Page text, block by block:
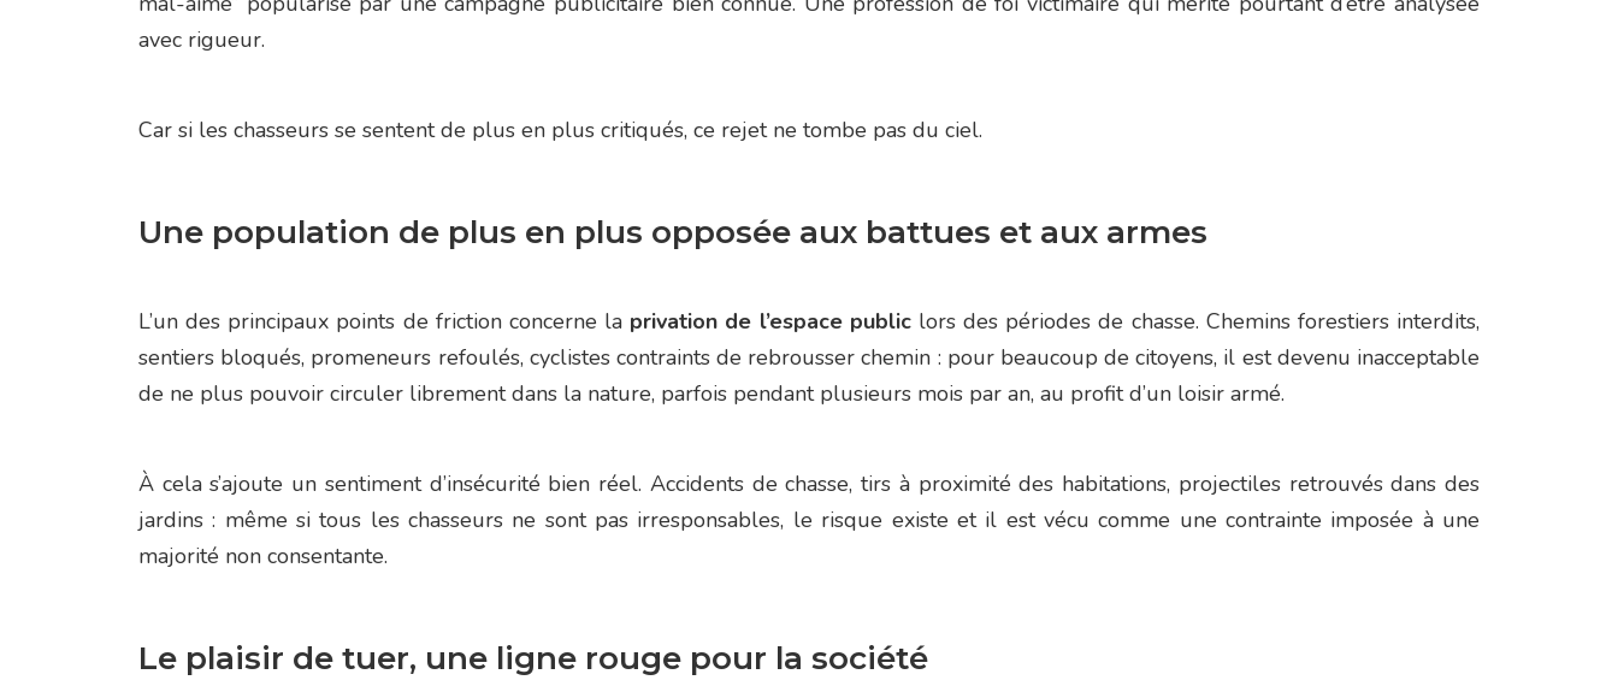
avec rigueur.
Car si les chasseurs se sentent de plus en plus critiqués, ce rejet ne tombe pas du ciel.
Une population de plus en plus opposée aux battues et aux armes
L’un des principaux points de friction concerne la privation de l’espace publiclors des périodes de chasse. Chemins forestiers interdits,
sentiers bloqués, promeneurs refoulés, cyclistes contraints de rebrousser chemin : pour beaucoup de citoyens, il est devenu inacceptable
de ne plus pouvoir circuler librement dans la nature, parfois pendant plusieurs mois par an, au profit d’un loisir armé.
À cela s’ajoute un sentiment d’insécurité bien réel. Accidents de chasse, tirs à proximité des habitations, projectiles retrouvés dans des
jardins : même si tous les chasseurs ne sont pas irresponsables, le risque existe et il est vécu comme une contrainte imposée à une
majorité non consentante.
Le plaisir de tuer, une ligne rouge pour la société